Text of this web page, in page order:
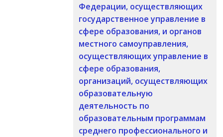
Федерации, осуществляющих
государственное управление в
сфере образования, и органов
местного самоуправления,
осуществляющих управление в
сфере образования,
организаций, осуществляющих
образовательную
деятельность по
образовательным программам
среднего профессионального и